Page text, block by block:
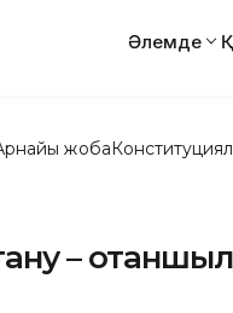
Әлемде
жоба
–